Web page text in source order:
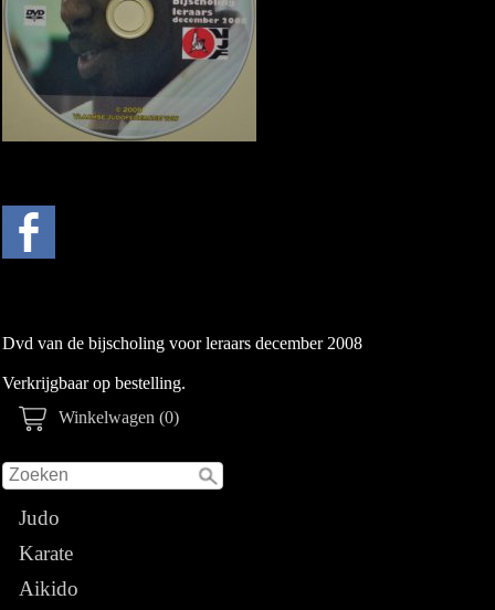
Winkelwagen (0)
Judo
Karate
Aikido
Dvd van de bijscholing voor leraars december 2008
Verkrijgbaar op bestelling.